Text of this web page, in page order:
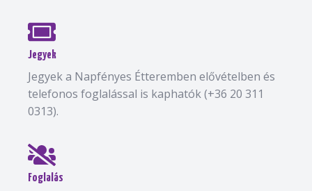
Jegyek
Jegyek a Napfényes Étteremben elővételben és
telefonos foglalással is kaphatók (+36 20 311
0313).
Foglalás